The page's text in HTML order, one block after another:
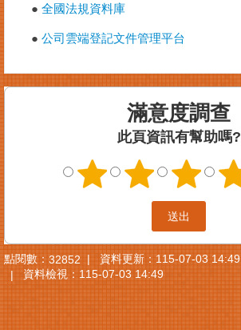
● 全國法規資料庫
● 公司雲端登記文件管理平台
滿意度調查
此頁資訊有幫助嗎?
點閱數： 32852 資料更新： 115-07-03 14:49
資料檢視：115-07-03 14:49